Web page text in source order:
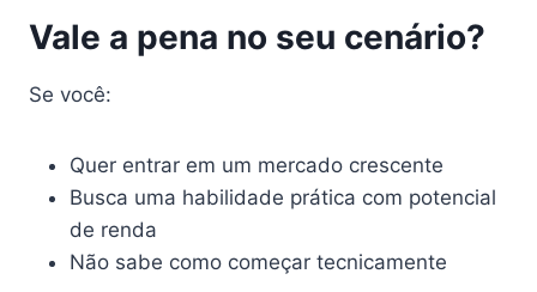
Vale a pena no seu cenário?
Se você:
Quer entrar em um mercado crescente
Busca uma habilidade prática com potencial
de renda
Não sabe como começar tecnicamente